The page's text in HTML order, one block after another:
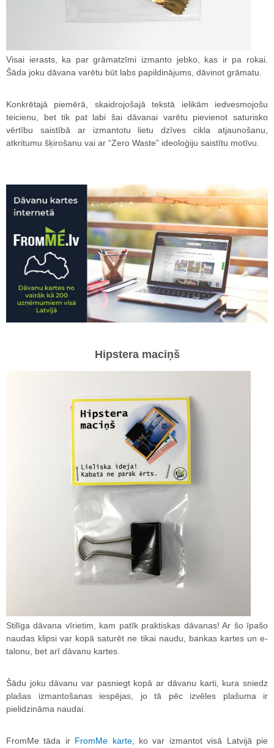
Visai ierasts, ka par grāmatzīmi izmanto jebko, kas ir pa rokai.
Šāda joku dāvana varētu būt labs papildinājums, dāvinot grāmatu.
Konkrētajā piemērā, skaidrojošajā tekstā ielikām iedvesmojošu
teicienu, bet tik pat labi šai dāvanai varētu pievienot saturisko
vērtību saistībā ar izmantotu lietu dzīves cikla atjaunošanu,
atkritumu šķirošanu vai ar “Zero Waste” ideoloģiju saistītu motīvu.
Hipstera maciņš
Stilīga dāvana vīrietim, kam patīk praktiskas dāvanas! Ar šo īpašo
naudas klipsi var kopā saturēt ne tikai naudu, bankas kartes un e-
talonu, bet arī dāvanu kartes.
Šādu joku dāvanu var pasniegt kopā ar dāvanu karti, kura sniedz
plašas izmantošanas iespējas, jo tā pēc izvēles plašuma ir
pielidzināma naudai.
FromMe tāda ir FromMe karte, ko var izmantot visā Latvijā pie